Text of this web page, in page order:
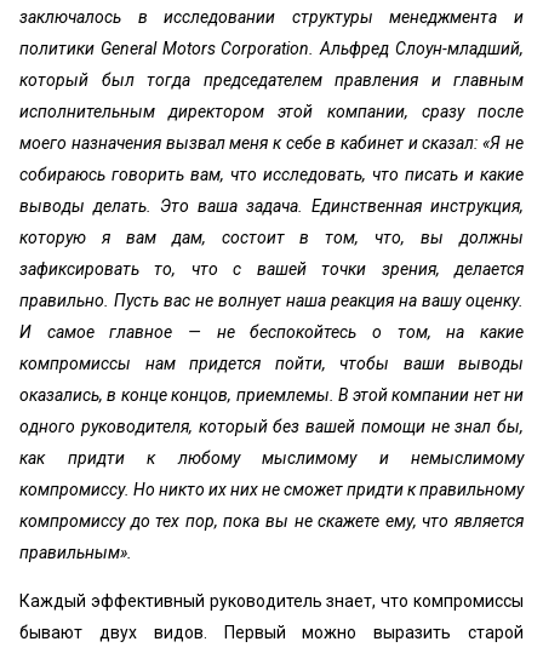
заключалось в исследовании структуры менеджмента и
политики General Motors Corporation. Альфред Слоун-младший,
который был тогда председателем правления и главным
исполнительным директором этой компании, сразу после
моего назначения вызвал меня к себе в кабинет и сказал: «Я не
собираюсь говорить вам, что исследовать, что писать и какие
выводы делать. Это ваша задача. Единственная инструкция,
которую я вам дам, состоит в том, что, вы должны
зафиксировать то, что с вашей точки зрения, делается
правильно. Пусть вас не волнует наша реакция на вашу оценку.
И самое главное — не беспокойтесь о том, на какие
компромиссы нам придется пойти, чтобы ваши выводы
оказались, в конце концов, приемлемы. В этой компании нет ни
одного руководителя, который без вашей помощи не знал бы,
как придти к любому мыслимому и немыслимому
компромиссу. Но никто их них не сможет придти к правильному
компромиссу до тех пор, пока вы не скажете ему, что является
правильным».
Каждый эффективный руководитель знает, что компромиссы
бывают двух видов. Первый можно выразить старой